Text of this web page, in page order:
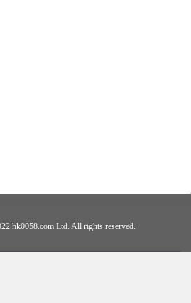
hk0058.com Ltd. All rights reserved.